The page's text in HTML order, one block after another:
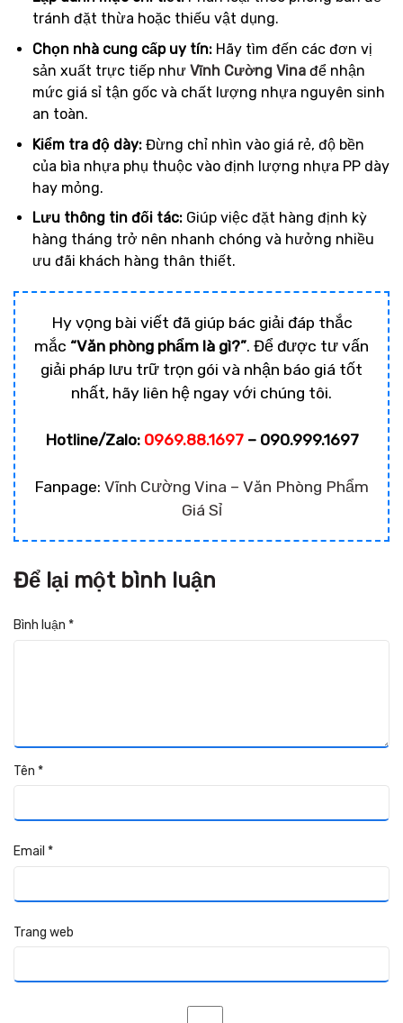
tránh đặt thừa hoặc thiếu vật dụng.
Chọn nhà cung cấp uy tín:Hãy tìm đến các đơn vị
sản xuất trực tiếp như Vĩnh Cường Vinađể nhận
mức giá sỉ tận gốc và chất lượng nhựa nguyên sinh
an toàn.
Kiểm tra độ dày:Đừng chỉ nhìn vào giá rẻ, độ bền
của bìa nhựa phụ thuộc vào định lượng nhựa PP dày
hay mỏng.
Lưu thông tin đối tác:Giúp việc đặt hàng định kỳ
hàng tháng trở nên nhanh chóng và hưởng nhiều
ưu đãi khách hàng thân thiết.
Hy vọng bài viết đã giúp bác giải đáp thắc
mắc “Văn phòng phẩm là gì?”. Để được tư vấn
giải pháp lưu trữ trọn gói và nhận báo giá tốt
nhất, hãy liên hệ ngay với chúng tôi.
Hotline/Zalo: 0969.88.1697– 090.999.1697
Fanpage: Vĩnh Cường Vina – Văn Phòng Phẩm
Giá Sỉ
Để lại một bình luận
Bình luận *
Tên *
Email *
Trang web